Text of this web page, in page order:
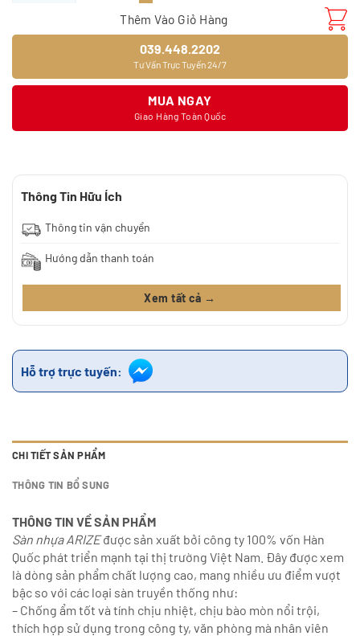
Thêm Vào Giỏ Hàng
039.448.2202
Tư Vấn Trực Tuyến 24/7
MUA NGAY
Giao Hàng Toàn Quốc
Thông Tin Hữu Ích
Thông tin vận chuyển
Hướng dẫn thanh toán
Xem tất cả →
Hỗ trợ trực tuyến:
CHI TIẾT SẢN PHẨM
THÔNG TIN BỔ SUNG
THÔNG TIN VỀ SẢN PHẨM
Sàn nhựa ARIZEđược sản xuất bởi công ty 100% vốn Hàn
Quốc phát triển mạnh tại thị trường Việt Nam. Đây được xem
là dòng sản phẩm chất lượng cao, mang nhiều ưu điểm vượt
bậc so với các loại sàn truyền thống như:
– Chống ẩm tốt và tính chịu nhiệt, chịu bào mòn nổi trội,
thích hợp sử dụng trong công ty, văn phòng mà nhân viên